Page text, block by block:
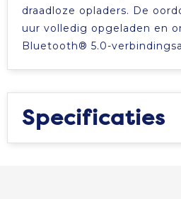
draadloze opladers. De
uur volledig opgeladen en
Bluetooth® 5.0-
Specificaties